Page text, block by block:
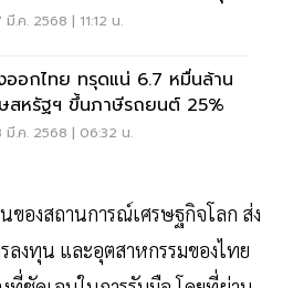
มี.ค. 2568 | 11:12 น.
ออกไทย ทรุดแน่ 6.7 หมื่นล้าน
สหรัฐฯ ขึ้นภาษีรถยนต์ 25%
มี.ค. 2568 | 06:32 น.
องสถานการณ์เศรษฐกิจโลก ส่ง
ลงทุน และอุตสาหกรรมของไทย